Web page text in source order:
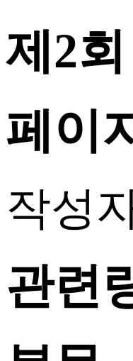
제2
페이
작성
관련